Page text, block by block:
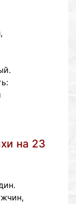
на 23